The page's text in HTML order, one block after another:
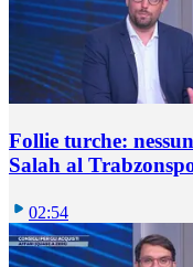
Follie turche:
Salah al
02:54